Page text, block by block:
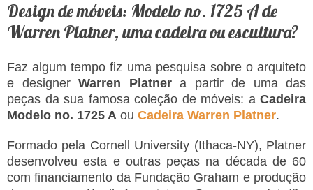
Design de móveis: Modelo no. 1725 A de
Warren Platner, uma cadeira ou escultura?
Faz algum tempo fiz uma pesquisa sobre o arquiteto
e designer Warren Platnera partir de uma das
peças da sua famosa coleção de móveis: a Cadeira
Modelo no. 1725 A ou Cadeira Warren Platner.
Formado pela Cornell University (Ithaca-NY), Platner
desenvolveu esta e outras peças na década de 60
com financiamento da Fundação Graham e produção